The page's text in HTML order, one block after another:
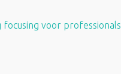
voor professionals